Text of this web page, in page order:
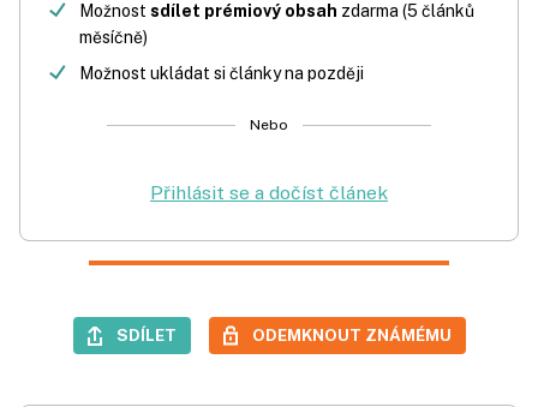
Možnost sdílet prémiový obsah zdarma (5 článků
měsíčně)
Možnost ukládat si články na později
Nebo
Přihlásit se a dočíst článek
SDÍLET ODEMKNOUT ZNÁMÉMU